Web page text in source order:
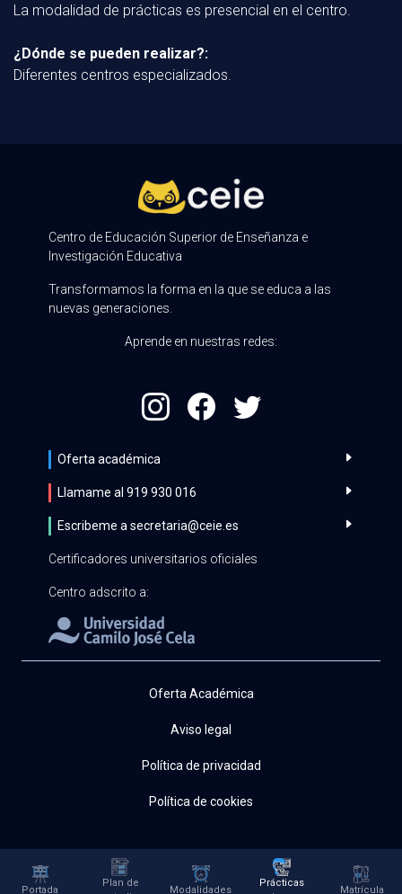
Portada
Plan de
Modalidades
Prácticas
Matrícula
La modalidad de prácticas es presencial en el centro.
¿Dónde se pueden realizar?:
Diferentes centros especializados.
Centro de Educación Superior de Enseñanza e
Investigación Educativa
Transformamos la forma en la que se educa a las
nuevas generaciones.
Aprende en nuestras redes:
Oferta académica
Llamame al 919 930 016
Escribeme a secretaria@ceie.es
Certificadores universitarios oficiales
Centro adscrito a:
Oferta Académica
Aviso legal
Política de privacidad
Política de cookies
Copyright 2026 CEIE. Todos los derechos reservados